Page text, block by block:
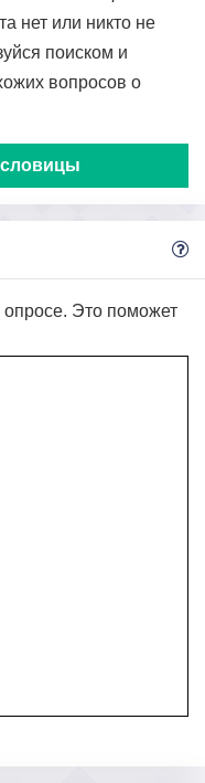
нет или никто не
поиском и
вопросов о
опросе. Это поможет